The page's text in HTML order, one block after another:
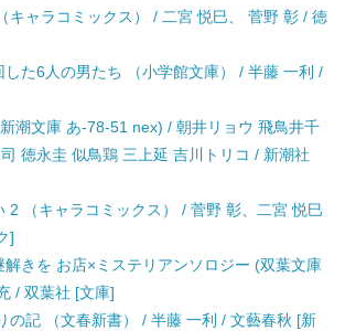
キャラコミックス） / 二宮 悦巳、 菅野 彰 / 徳
した6人の男たち （小学館文庫） / 半藤 一利 /
潮文庫 あ-78-51 nex) / 朝井リョウ 飛鳥井千
徳永圭 似鳥鶏 三上延 吉川トリコ / 新潮社
2 （キャラコミックス） / 菅野 彰、二宮 悦巳
]
解きを お店×ミステリアンソロジー (双葉文庫
/ 双葉社 [文庫]
の記 （文春新書） / 半藤 一利 / 文藝春秋 [新